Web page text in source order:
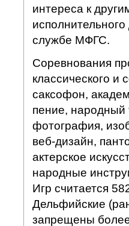
интереса к
службе МФГС.
Соревнования
классического и
саксофон,
пение, народный
фотография,
веб-дизайн,
актерское
народные
Игр считается
Дельфийские
запрещены